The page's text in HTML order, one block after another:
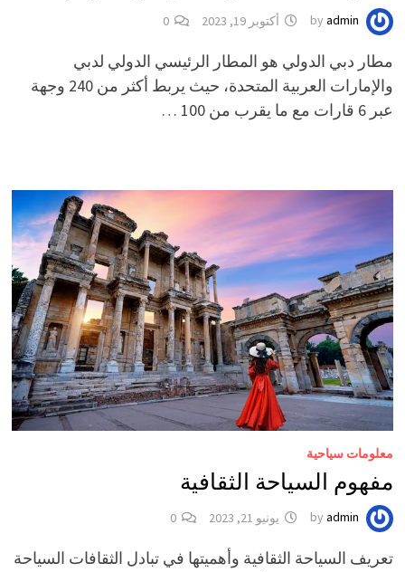
byadmin أكتوبر 19, 2023 0
مطار دبي الدولي هو المطار الرئيسي الدولي لدبي
والإمارات العربية المتحدة، حيث يربط أكثر من 240 وجهة
عبر 6 قارات مع ما يقرب من 100 …
معلومات سياحية
مفهوم السياحة الثقافية
byadmin يونيو 21, 2023 0
تعريف السياحة الثقافية وأهميتها في تبادل الثقافات السياحة